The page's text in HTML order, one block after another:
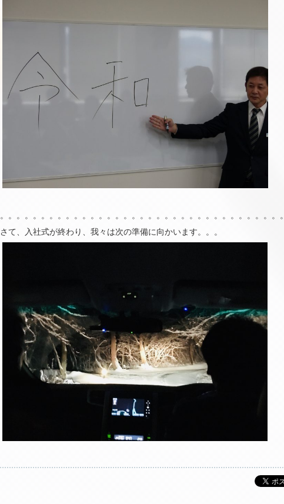
。。。。。。。。。。。。。。。。。。。。。。。。。。。。。。。。。。。
さて、入社式が終わり、我々は次の準備に向かいます。。。